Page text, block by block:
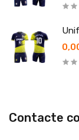
Contacte